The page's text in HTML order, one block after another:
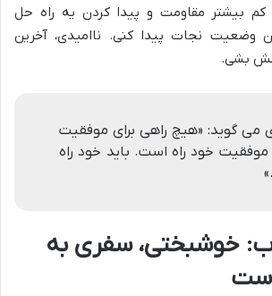
کم بیشتر مقاومت و پیدا کردن یه راه حل
وضعیت نجات پیدا کنی. ناامیدی، آخرین
بشی.
می گوید: «هیچ راهی برای موفقیت
موفقیت خود راه است. باید خود راه
خوشبختی، سفری به